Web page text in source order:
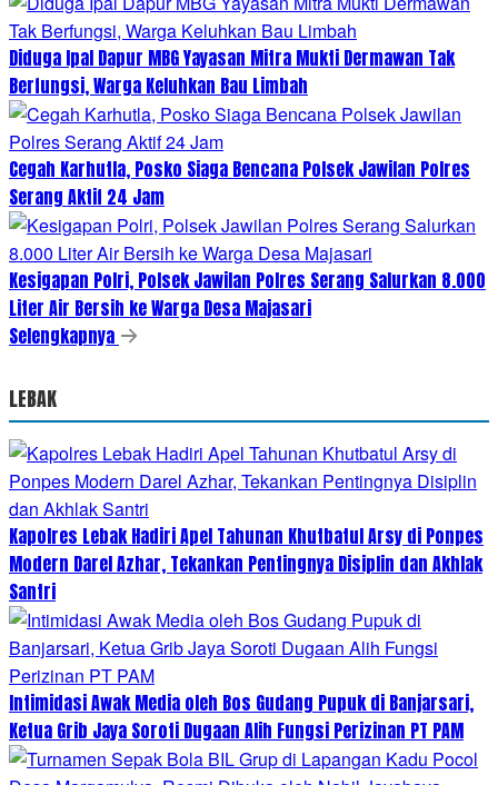
Diduga Ipal Dapur MBG Yayasan Mitra Mukti Dermawan Tak
Berfungsi, Warga Keluhkan Bau Limbah
Cegah Karhutla, Posko Siaga Bencana Polsek Jawilan Polres
Serang Aktif 24 Jam
Kesigapan Polri, Polsek Jawilan Polres Serang Salurkan 8.000
Liter Air Bersih ke Warga Desa Majasari
Selengkapnya
LEBAK
Kapolres Lebak Hadiri Apel Tahunan Khutbatul Arsy di Ponpes
Modern Darel Azhar, Tekankan Pentingnya Disiplin dan Akhlak
Santri
Intimidasi Awak Media oleh Bos Gudang Pupuk di Banjarsari,
Ketua Grib Jaya Soroti Dugaan Alih Fungsi Perizinan PT PAM